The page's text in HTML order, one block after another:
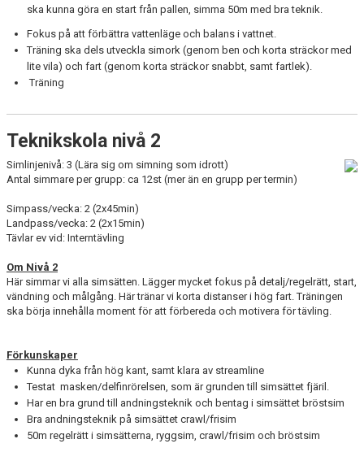
ska kunna göra en start från pallen, simma 50m med bra teknik.
Fokus på att förbättra vattenläge och balans i vattnet.
Träning ska dels utveckla simork (genom ben och korta sträckor med
lite vila) och fart (genom korta sträckor snabbt, samt fartlek).
Träning
Teknikskola nivå 2
Simlinjenivå: 3 (Lära sig om simning som idrott)
Antal simmare per grupp: ca 12st (mer än en grupp per termin)
Simpass/vecka: 2 (2x45min)
Landpass/vecka: 2 (2x15min)
Tävlar ev vid: Interntävling
Om Nivå 2
Här simmar vi alla simsätten. Lägger mycket fokus på detalj/regelrätt, start,
vändning och målgång. Här tränar vi korta distanser i hög fart. Träningen
ska börja innehålla moment för att förbereda och motivera för tävling.
Förkunskaper
Kunna dyka från hög kant, samt klara av streamline
Testat masken/delfinrörelsen, som är grunden till simsättet fjäril.
Har en bra grund till andningsteknik och bentag i simsättet bröstsim
Bra andningsteknik på simsättet crawl/frisim
50m regelrätt i simsätterna, ryggsim, crawl/frisim och bröstsim